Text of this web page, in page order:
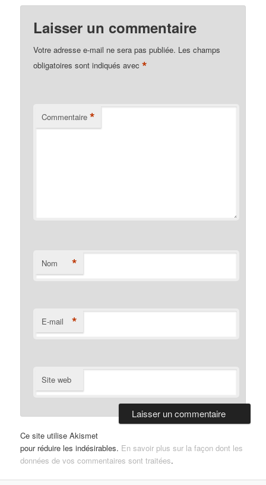
Laisser un commentaire
Votre adresse e-mail ne sera pas publiée. Les champs
obligatoires sont indiqués avec*
Commentaire *
Nom *
E-mail *
Site web
Ce site utilise Akismet
pour réduire les indésirables. En savoir plus sur la façon dont les
données de vos commentaires sont traitées.